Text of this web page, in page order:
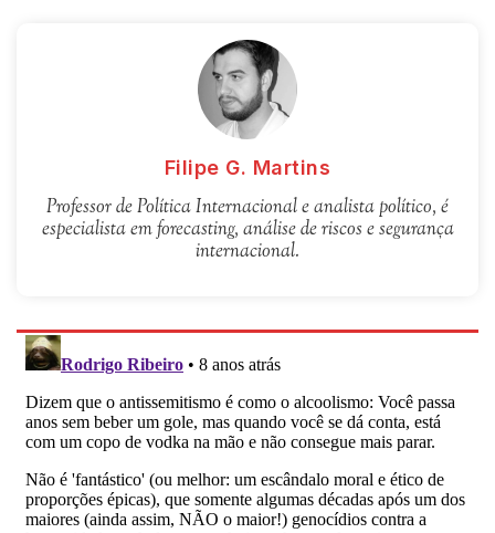
Filipe G. Martins
Professor de Política Internacional e analista político, é
especialista em forecasting, análise de riscos e segurança
internacional.